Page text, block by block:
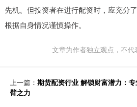
先机。但投资者在进行配资时，应充分
根据自身情况谨慎操作。
文章为作者独立观点，不
上一篇： 期货配资行业 解锁财富潜力：
臂之力